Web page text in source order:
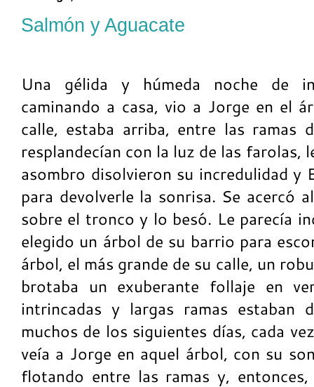
Salmón y Aguacate
Una gélida y húmeda noche de
caminando a casa, vio a Jorge en el
calle, estaba arriba, entre las ramas
resplandecían con la luz de las farolas,
asombro disolvieron su incredulidad y
para devolverle la sonrisa. Se acercó
sobre el tronco y lo besó. Le parecía
elegido un árbol de su barrio para
árbol, el más grande de su calle, un
brotaba un exuberante follaje en
intrincadas y largas ramas estaban
muchos de los siguientes días, cada
veía a Jorge en aquel árbol, con su
flotando entre las ramas y,